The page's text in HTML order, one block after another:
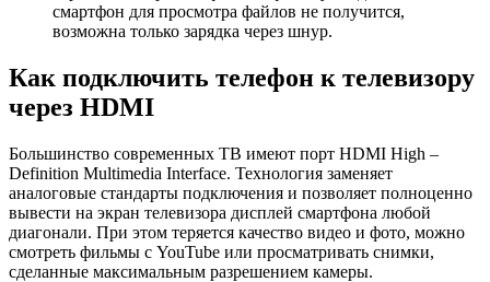
смартфон для просмотра файлов не получится,
возможна только зарядка через шнур.
Как подключить телефон к телевизору
через HDMI
Большинство современных ТВ имеют порт HDMI High –
Definition Multimedia Interface. Технология заменяет
аналоговые стандарты подключения и позволяет полноценно
вывести на экран телевизора дисплей смартфона любой
диагонали. При этом теряется качество видео и фото, можно
смотреть фильмы с YouTube или просматривать снимки,
сделанные максимальным разрешением камеры.